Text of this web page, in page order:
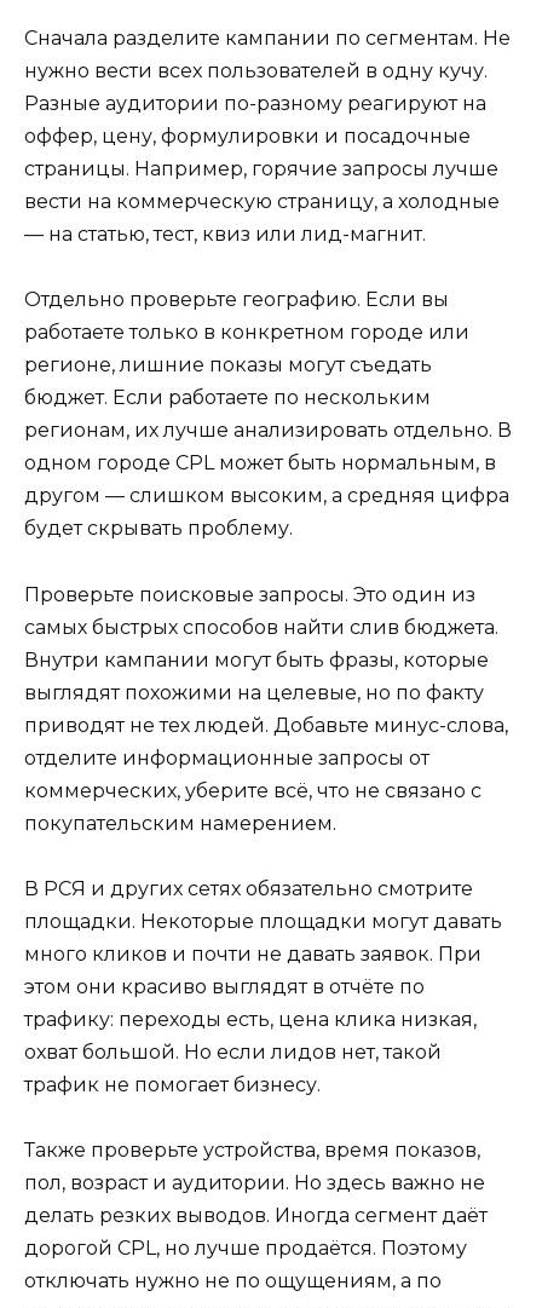
Сначала разделите кампании по сегментам. Не
нужно вести всех пользователей в одну кучу.
Разные аудитории по-разному реагируют на
оффер, цену, формулировки и посадочные
страницы. Например, горячие запросы лучше
вести на коммерческую страницу, а холодные
— на статью, тест, квиз или лид-магнит.
Отдельно проверьте географию. Если вы
работаете только в конкретном городе или
регионе, лишние показы могут съедать
бюджет. Если работаете по нескольким
регионам, их лучше анализировать отдельно. В
одном городе CPL может быть нормальным, в
другом — слишком высоким, а средняя цифра
будет скрывать проблему.
Проверьте поисковые запросы. Это один из
самых быстрых способов найти слив бюджета.
Внутри кампании могут быть фразы, которые
выглядят похожими на целевые, но по факту
приводят не тех людей. Добавьте минус-слова,
отделите информационные запросы от
коммерческих, уберите всё, что не связано с
покупательским намерением.
В РСЯ и других сетях обязательно смотрите
площадки. Некоторые площадки могут давать
много кликов и почти не давать заявок. При
этом они красиво выглядят в отчёте по
трафику: переходы есть, цена клика низкая,
охват большой. Но если лидов нет, такой
трафик не помогает бизнесу.
Также проверьте устройства, время показов,
пол, возраст и аудитории. Но здесь важно не
делать резких выводов. Иногда сегмент даёт
дорогой CPL, но лучше продаётся. Поэтому
отключать нужно не по ощущениям, а по